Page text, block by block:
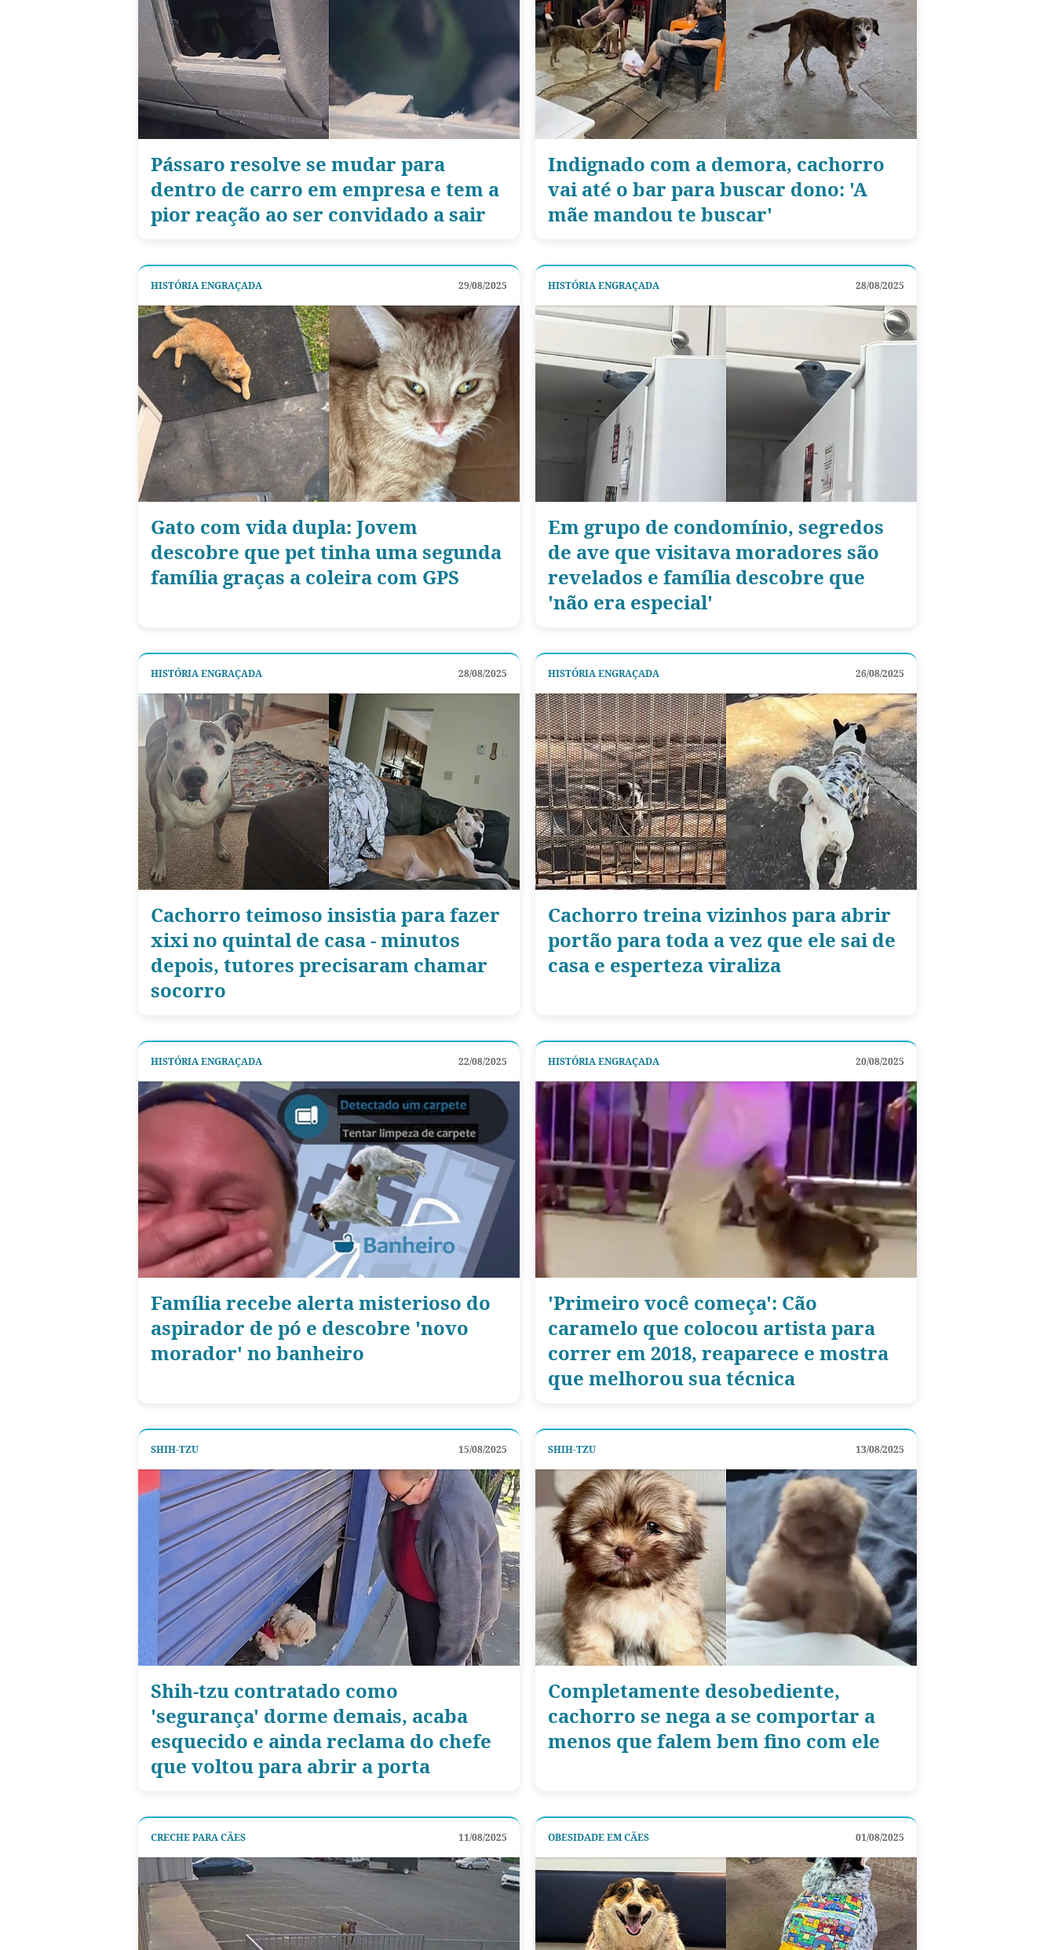
Pássaro resolve se mudar para
dentro de carro em empresa e tem a
pior reação ao ser convidado a sair
Indignado com a demora, cachorro
vai até o bar para buscar dono: 'A
mãe mandou te buscar'
HISTÓRIA ENGRAÇADA 29/08/2025
Gato com vida dupla: Jovem
descobre que pet tinha uma segunda
família graças a coleira com GPS
HISTÓRIA ENGRAÇADA 28/08/2025
Em grupo de condomínio, segredos
de ave que visitava moradores são
revelados e família descobre que
'não era especial'
HISTÓRIA ENGRAÇADA 28/08/2025
Cachorro teimoso insistia para fazer
xixi no quintal de casa - minutos
depois, tutores precisaram chamar
socorro
HISTÓRIA ENGRAÇADA 26/08/2025
Cachorro treina vizinhos para abrir
portão para toda a vez que ele sai de
casa e esperteza viraliza
HISTÓRIA ENGRAÇADA 22/08/2025
Família recebe alerta misterioso do
aspirador de pó e descobre 'novo
morador' no banheiro
HISTÓRIA ENGRAÇADA 20/08/2025
'Primeiro você começa': Cão
caramelo que colocou artista para
correr em 2018, reaparece e mostra
que melhorou sua técnica
SHIH-TZU 15/08/2025
Shih-tzu contratado como
'segurança' dorme demais, acaba
esquecido e ainda reclama do chefe
que voltou para abrir a porta
SHIH-TZU 13/08/2025
Completamente desobediente,
cachorro se nega a se comportar a
menos que falem bem fino com ele
CRECHE PARA CÃES 11/08/2025 OBESIDADE EM CÃES 01/08/2025